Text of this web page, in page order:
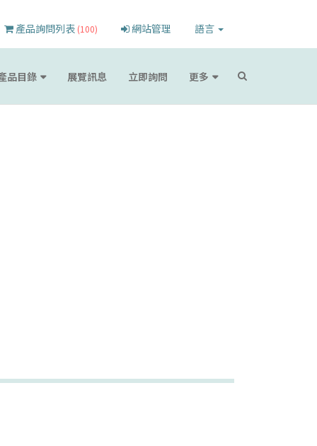
產品詢問列表 (100) 網站管理 語言
品目錄 展覽訊息 立即詢問 更多